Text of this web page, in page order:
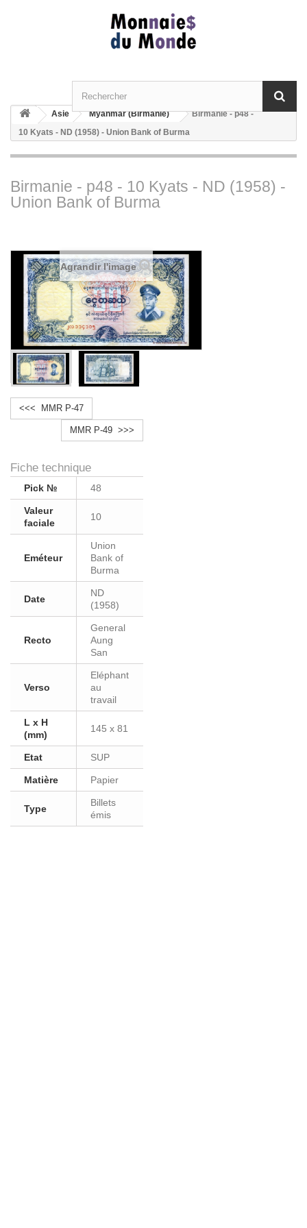
Asie Myanmar (Birmanie)
Birmanie - p48 -
10 Kyats - ND (1958) - Union Bank of Burma
Birmanie - p48 - 10 Kyats - ND (1958) -
Union Bank of Burma
Agrandir l'image
<<< MMR P-47
MMR P-49 >>>
Fiche technique
Pick № 48
Valeur
faciale
10
Eméteur
Union
Bank of
Burma
Date
ND
(1958)
Recto
General
Aung
San
Verso
Eléphant
au
travail
L x H
(mm)
145 x 81
Etat SUP
Matière Papier
Type
Billets
émis